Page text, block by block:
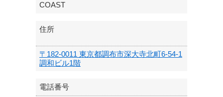
COAST
住所
〒182-0011 東京都調布市深大寺北町6-54-1
調和ビル1階
電話番号